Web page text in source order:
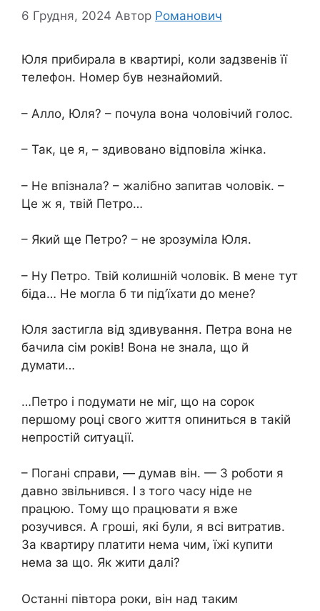
6 Грудня, 2024 Автор Романович
Юля прибирала в квартирі, коли задзвенів її
телефон. Номер був незнайомий.
– Алло, Юля? – почула вона чоловічий голос.
– Так, це я, – здивовано відповіла жінка.
– Не впізнала? – жалібно запитав чоловік. –
Це ж я, твій Петро…
– Який ще Петро? – не зрозуміла Юля.
– Ну Петро. Твій колишній чоловік. В мене тут
біда… Не могла б ти під’їхати до мене?
Юля застигла від здивування. Петра вона не
бачила сім років! Вона не знала, що й
думати…
…Петро і подумати не міг, що на сорок
першому році свого життя опиниться в такій
непростій ситуації.
– Погані справи, — думав він. — З роботи я
давно звільнився. І з того часу ніде не
працюю. Тому що працювати я вже
розучився. А гроші, які були, я всі витратив.
За квартиру платити нема чим, їжі купити
нема за що. Як жити далі?
Останні півтора роки, він над таким